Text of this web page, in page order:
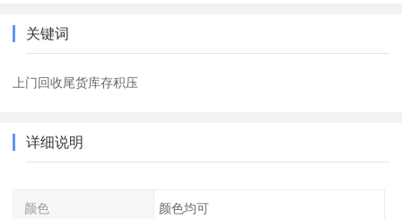
关键词
上门回收尾货库存积压
详细说明
颜色 颜色均可